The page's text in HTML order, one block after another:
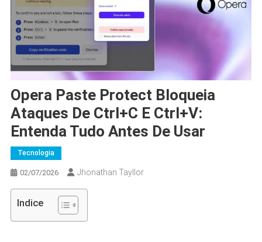
Opera Paste Protect Bloqueia
Ataques De Ctrl+C E Ctrl+V:
Entenda Tudo Antes De Usar
Tecnologia
02/07/2026 Jhonathan Tayllor
Indice